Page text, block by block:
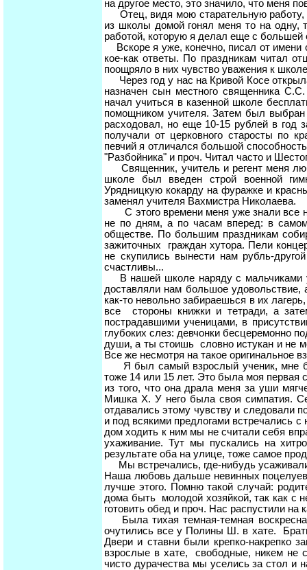
на другое место, это значило, что меня
Отец, видя мою старательную работу,
из школы домой гонял меня то на
работой, которую я делал еще с большей
Вскоре я уже, конечно, писал от имени
кое-как ответы. По праздникам читал
поощряло в них чувство уважения к
Через год у нас на Кривой Косе
назначен сын местного священника
начал учиться в казенной школе
помощником учителя. Затем был выбран
расходовал, но еще 10-15 рублей в год
получали от церковного старосты по
певчий я отличался большой
"Разбойника" и проч. Читал часто и
Священник, учитель и регент меня
школе был введен строй военной
Урядницкую кокарду на фуражке и
заменял учителя Вахмистра Николаева.
С этого времени меня уже знали все
не по дням, а по часам вперед: в
обществе. По большим праздникам
зажиточных граждан хутора. Пели
не скупились вынести нам рубль-
счастливы...
В нашей школе наряду с мальчиками
доставляли нам большое
как-то невольно забираешься в их
все стороны книжки и тетради, а
пострадавшими ученицами, в
глубоких слез: девчонки бесцеремонно
души, а ты стоишь словно истукан и не
Все же несмотря на такое оригинальное
Я был самый взрослый ученик, мне
тоже 14 или 15 лет. Это была моя
из того, что она драла меня за уши
Мишка X. У него была своя симпатия.
отдавались этому чувству и следовали
и под всякими предлогами встречались
дом ходить к ним мы не считали себя
ухаживание. Тут мы пускались на
результате оба на улице, тоже самое
Мы встречались, где-нибудь
Наша любовь дальше невинных
лучше этого. Помню такой случай:
дома быть молодой хозяйкой, так как с
готовить обед и проч. Нас распустили на
Была тихая темная-темная
очутились все у Полины Ш. в хате.
Двери и ставни были крепко-накрепко
взрослые в хате, свободные, никем не
чисто дурачества мы уселись за стол